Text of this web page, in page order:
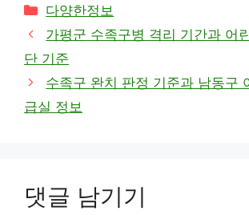
카
테
고
리
다양한정보
가평군 수족구병 격리 기간과 어
단 기준
수족구 완치 판정 기준과 남동구
급실 정보
댓글 남기기